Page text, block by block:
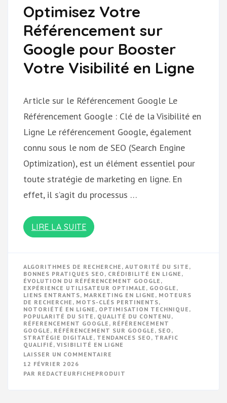
Optimisez Votre
Référencement sur
Google pour Booster
Votre Visibilité en Ligne
Article sur le Référencement Google Le
Référencement Google : Clé de la Visibilité en
Ligne Le référencement Google, également
connu sous le nom de SEO (Search Engine
Optimization), est un élément essentiel pour
toute stratégie de marketing en ligne. En
effet, il s’agit du processus …
LIRE LA SUITE
ALGORITHMES DE RECHERCHE , AUTORITÉ DU SITE ,
BONNES PRATIQUES SEO , CRÉDIBILITÉ EN LIGNE ,
ÉVOLUTION DU RÉFÉRENCEMENT GOOGLE ,
EXPÉRIENCE UTILISATEUR OPTIMALE , GOOGLE ,
LIENS ENTRANTS, MARKETING EN LIGNE , MOTEURS
DE RECHERCHE , MOTS-CLÉS PERTINENTS,
NOTORIÉTÉ EN LIGNE , OPTIMISATION TECHNIQUE ,
POPULARITÉ DU SITE , QUALITÉ DU CONTENU ,
RÉFERENCEMENT GOOGLE , RÉFÉRENCEMENT
GOOGLE , RÉFÉRENCEMENT SUR GOOGLE , SEO ,
STRATÉGIE DIGITALE , TENDANCES SEO , TRAFIC
QUALIFIÉ , VISIBILITÉ EN LIGNE
LAISSER UN COMMENTAIRE
RÉFÉRENCEMENT
12 FÉVRIER 2026
PAR REDACTEURFICHEPRODUIT